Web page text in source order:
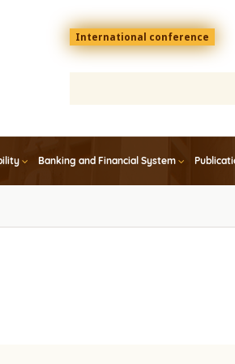
Menu
top
En
International conference
Banking and Financial System